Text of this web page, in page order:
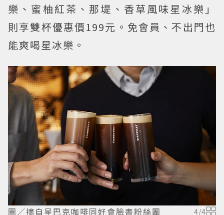
樂、蜜柚紅茶、那堤、香草風味星冰樂」
則享雙杯優惠價199元。免會員、不出門也
能爽喝星冰樂。
圖／摘自星巴克咖啡同好會臉書粉絲團 4/4